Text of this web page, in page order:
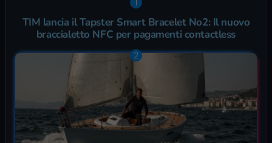
TIM lancia il Tapster Smart Bracelet No2: Il nuovo
braccialetto NFC per pagamenti contactless